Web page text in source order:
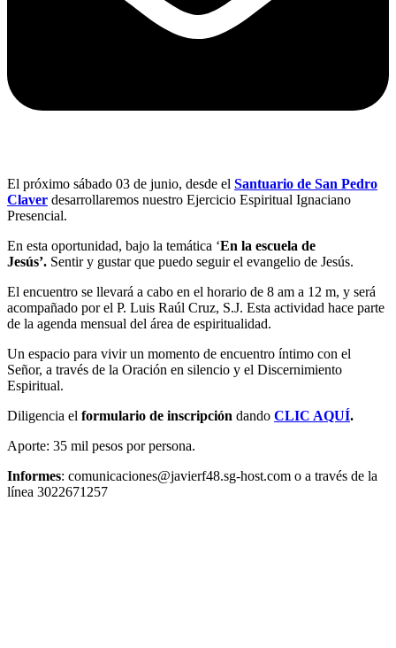
El próximo sábado 03 de junio, desde el Santuario de San Pedro
Claver desarrollaremos nuestro Ejercicio Espiritual Ignaciano
Presencial.
En esta oportunidad, bajo la temática ‘En la escuela de
Jesús’. Sentir y gustar que puedo seguir el evangelio de Jesús.
El encuentro se llevará a cabo en el horario de 8 am a 12 m, y será
acompañado por el P. Luis Raúl Cruz, S.J. Esta actividad hace parte
de la agenda mensual del área de espiritualidad.
Un espacio para vivir un momento de encuentro íntimo con el
Señor, a través de la Oración en silencio y el Discernimiento
Espiritual.
Diligencia el formulario de inscripción dando CLIC AQUÍ.
Aporte: 35 mil pesos por persona.
Informes: comunicaciones@javierf48.sg-host.com o a través de la
línea 3022671257